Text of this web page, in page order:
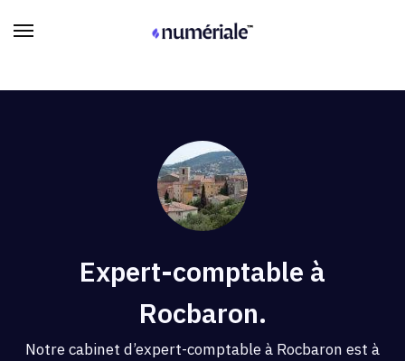
Expert-comptable à
Rocbaron.
Notre cabinet d’expert-comptable à Rocbaron est à